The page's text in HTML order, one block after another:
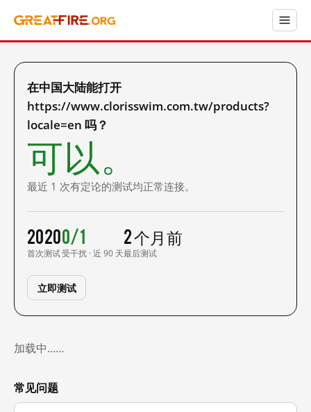
在中国大陆能打开
https://www.clorisswim.com.tw/products?
locale=en 吗？
可以。
最近 1 次有定论的测试均正常连接。
2020
首次测试
0/1
受干扰 · 近 90 天
2 个月前
最后测试
立即测试
加载中……
常见问题